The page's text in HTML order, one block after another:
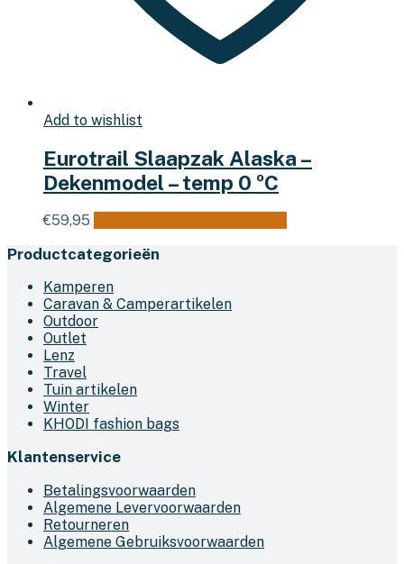
Add to wishlist
Eurotrail Slaapzak Alaska –
Dekenmodel – temp 0 ºC
€59,95
Productcategorieën
Kamperen
Caravan & Camperartikelen
Outdoor
Outlet
Lenz
Travel
Tuin artikelen
Winter
KHODI fashion bags
Klantenservice
Betalingsvoorwaarden
Algemene Levervoorwaarden
Retourneren
Algemene Gebruiksvoorwaarden